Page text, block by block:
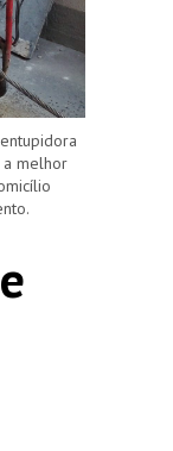
a melhor